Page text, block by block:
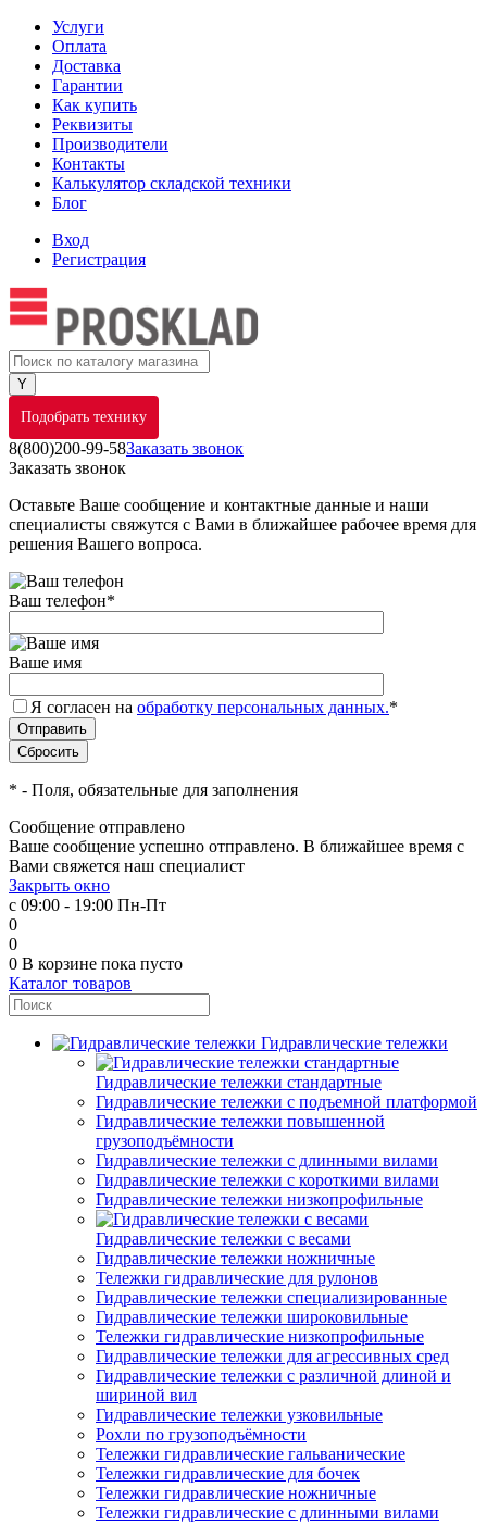
Услуги
Оплата
Доставка
Гарантии
Как купить
Реквизиты
Производители
Контакты
Калькулятор складской техники
Блог
Вход
Регистрация
Подобрать технику
8(800)200-99-58Заказать звонок
Заказать звонок
Оставьте Ваше сообщение и контактные данные и наши
специалисты свяжутся с Вами в ближайшее рабочее время для
решения Вашего вопроса.
Ваш телефон*
Ваше имя
Я согласен на обработку персональных данных.*
* - Поля, обязательные для заполнения
Сообщение отправлено
Ваше сообщение успешно отправлено. В ближайшее время с
Вами свяжется наш специалист
Закрыть окно
с 09:00 - 19:00 Пн-Пт
0
0
0 В корзине пока пусто
Каталог товаров
Гидравлические тележки
Гидравлические тележки стандартные
Гидравлические тележки с подъемной платформой
Гидравлические тележки повышенной
грузоподъёмности
Гидравлические тележки с длинными вилами
Гидравлические тележки с короткими вилами
Гидравлические тележки низкопрофильные
Гидравлические тележки с весами
Гидравлические тележки ножничные
Тележки гидравлические для рулонов
Гидравлические тележки специализированные
Гидравлические тележки широковильные
Тележки гидравлические низкопрофильные
Гидравлические тележки для агрессивных сред
Гидравлические тележки с различной длиной и
шириной вил
Гидравлические тележки узковильные
Рохли по грузоподъёмности
Тележки гидравлические гальванические
Тележки гидравлические для бочек
Тележки гидравлические ножничные
Тележки гидравлические с длинными вилами